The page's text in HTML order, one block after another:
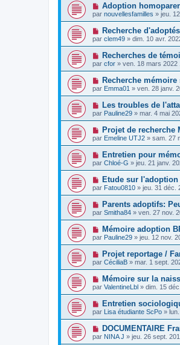
Adoption
par nouvellesfamilles » jeu.
Recherche
par clem49 » dim. 10 avr.
Recherches de
par cfor » ven. 18 mars 2022
Recherche
par Emma01 » ven. 28 janv.
Les troubles de
par Pauline29 » mar. 4 mai
Projet de recherche
par Emeline UTJ2 » sam. 27
Entretien pour
par Chloé-G » jeu. 21 janv.
Etude sur
par Fatou0810 » jeu. 31 déc.
Parents adoptifs:
par Smitha84 » ven. 27 nov.
Mémoire adoption
par Pauline29 » jeu. 12 nov.
Projet reportage /
par CéciliaB » mar. 1 sept.
Mémoire sur la
par ValentineLbl » dim. 15
Entretien
par Lisa étudiante ScPo »
DOCUMENTAIRE
par NINA J » jeu. 26 sept.